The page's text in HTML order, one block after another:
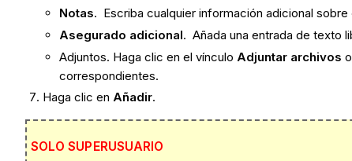
Notas. Escriba cualquier información adicional sobre
Asegurado adicional. Añada una entrada de texto
Adjuntos. Haga clic en el vínculo Adjuntar archivos
correspondientes.
Haga clic en Añadir.
SOLO SUPERUSUARIO